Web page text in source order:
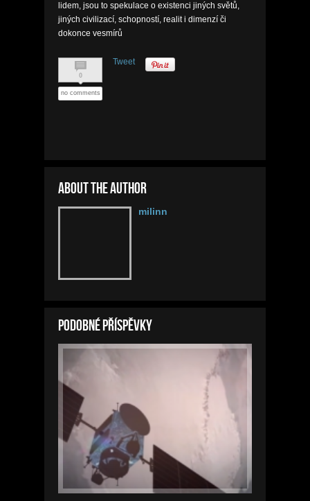
lidem, jsou to spekulace o existenci jiných světů,
jiných civilizací, schopností, realit i dimenzí či
dokonce vesmírů
0
no comments
Tweet
About the author
milinn
Podobné příspěvky